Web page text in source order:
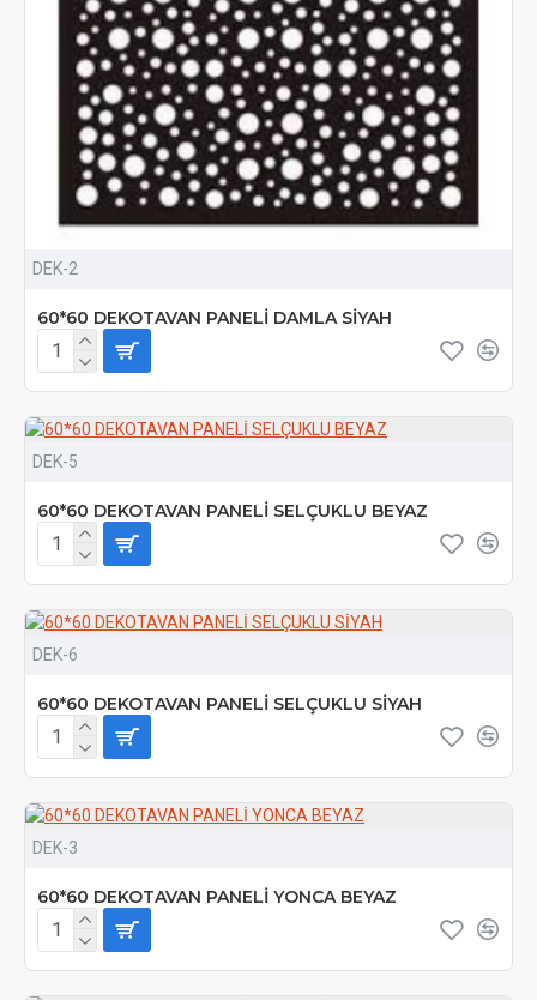
DEK-2
60*60 DEKOTAVAN PANELİ DAMLA SİYAH
DEK-5
60*60 DEKOTAVAN PANELİ SELÇUKLU BEYAZ
DEK-6
60*60 DEKOTAVAN PANELİ SELÇUKLU SİYAH
DEK-3
60*60 DEKOTAVAN PANELİ YONCA BEYAZ